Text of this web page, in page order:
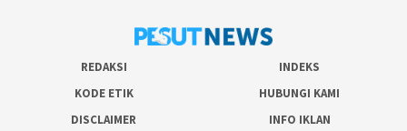
REDAKSI
INDEKS
KODE ETIK
HUBUNGI KAMI
DISCLAIMER
INFO IKLAN